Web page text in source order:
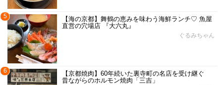
5
【海の京都】舞鶴の恵みを味わう海鮮ランチ♡ 魚屋
直営の穴場店 『大六丸』
ぐるみちゃん
6
【京都焼肉】60年続いた裏寺町の名店を受け継ぐ
昔ながらのホルモン焼肉「三吉」